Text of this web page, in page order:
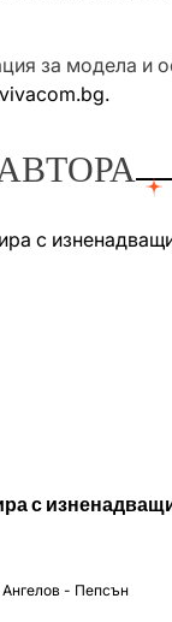
за модела и
vivacom.bg.
с
- Пепсън